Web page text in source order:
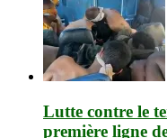
Lutte contre le
première ligne